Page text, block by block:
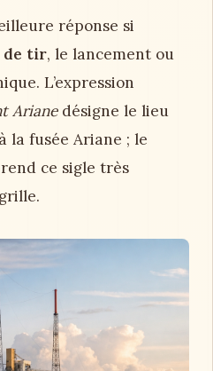
réponse si
de tir, le lancement ou
L’expression
Arianedésigne le lieu
la fusée Ariane ; le
ce sigle très